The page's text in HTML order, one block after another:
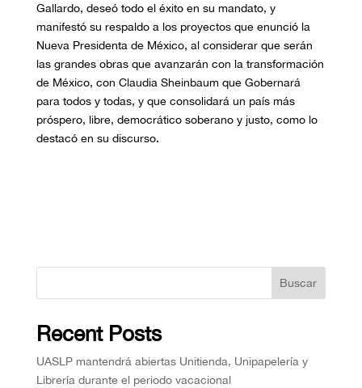
Gallardo, deseó todo el éxito en su mandato, y
manifestó su respaldo a los proyectos que enunció la
Nueva Presidenta de México, al considerar que serán
las grandes obras que avanzarán con la transformación
de México, con Claudia Sheinbaum que Gobernará
para todos y todas, y que consolidará un país más
próspero, libre, democrático soberano y justo, como lo
destacó en su discurso.
Buscar
Recent Posts
UASLP mantendrá abiertas Unitienda, Unipapelería y
Librería durante el periodo vacacional